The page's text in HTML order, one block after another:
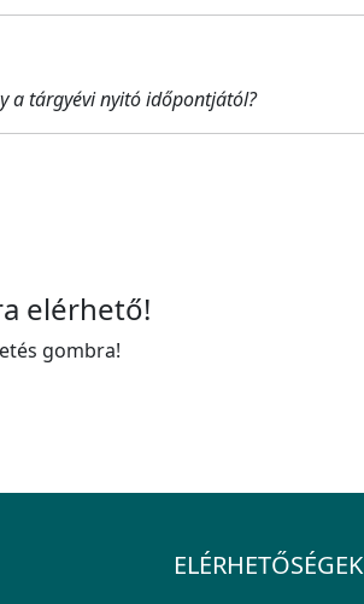
a tárgyévi nyitó időpontjától?
elérhető!
gombra!
ELÉRHETŐSÉGEK